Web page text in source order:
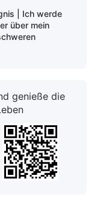
| Ich werde
über mein
in meiner Pflicht
| Reflexionen
nach Glück
genieße die